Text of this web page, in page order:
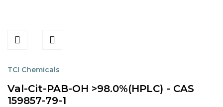
TCI Chemicals
Val-Cit-PAB-OH >98.0%(HPLC) - CAS
159857-79-1